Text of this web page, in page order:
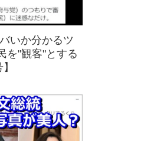
いか分かるツ
を"観客"とする